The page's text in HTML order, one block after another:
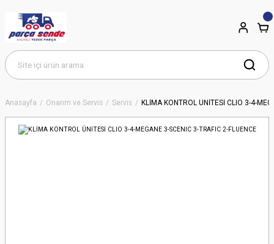
Anasayfa Onarım ve Servis Servis KLİMA KONTROL ÜNİTESİ CLIO 3-4-